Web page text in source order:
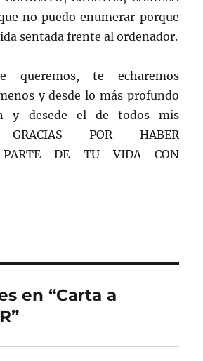
no puedo enumerar porque
sentada frente al ordenador.
queremos, te echaremos
y desde lo más profundo
y desede el de todos mis
GRACIAS POR HABER
PARTE DE TU VIDA CON
en “Carta a